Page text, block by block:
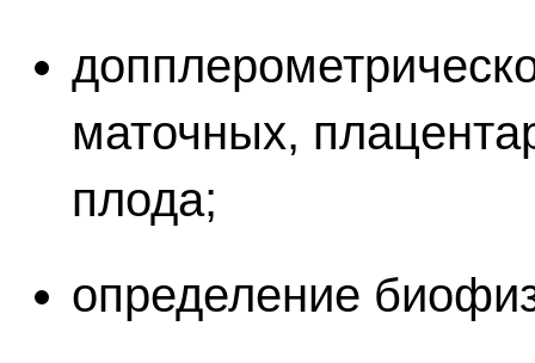
маточных,
плода;
определение